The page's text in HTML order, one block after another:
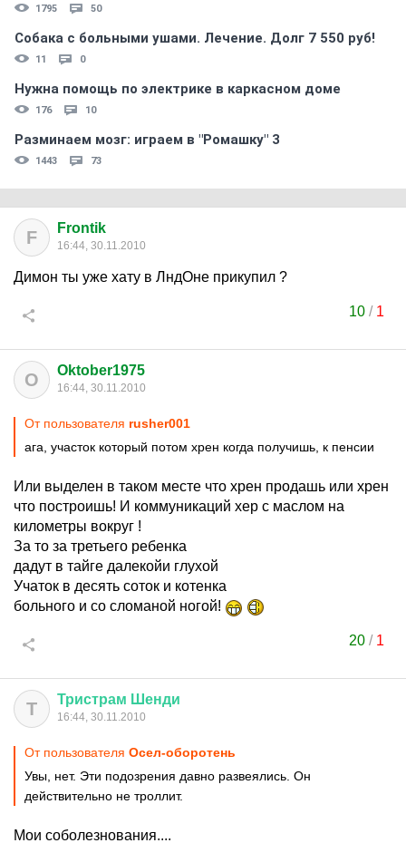
1795 50
Собака с больными ушами. Лечение. Долг 7 550 руб!
11 0
Нужна помощь по электрике в каркасном доме
176 10
Разминаем мозг: играем в "Ромашку" 3
1443 73
F Frontik
16:44, 30.11.2010
Димон ты уже хату в ЛндОне прикупил ?
10 / 1
O Oktober1975
16:44, 30.11.2010
От пользователя rusher001
ага, участок который потом хрен когда получишь, к пенсии
Или выделен в таком месте что хрен продашь или хрен
что построишь! И коммуникаций хер с маслом на
километры вокруг !
За то за третьего ребенка
дадут в тайге далекойи глухой
Учаток в десять соток и котенка
больного и со сломаной ногой!
20 / 1
Т Тристрам Шенди
16:44, 30.11.2010
От пользователя Осел-оборотень
Увы, нет. Эти подозрения давно развеялись. Он
действительно не троллит.
Мои соболезнования....